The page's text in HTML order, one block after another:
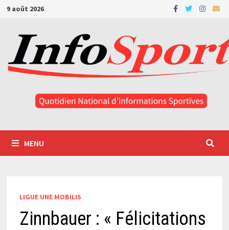
Passer
contenu
9 août 2026
MENU
LIGUE UNE MOBILIS
Zinnbauer : « Félicitations